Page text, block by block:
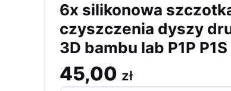
6x silikonowa
czyszczenia dyszy
3D bambu lab P1P P1S
45,00 zł